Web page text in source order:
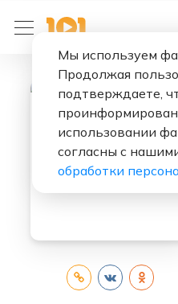
Мы используем
Продолжая
подтверждаете,
использовании
согласны с
обработки